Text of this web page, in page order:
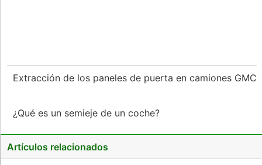
Extracción de los paneles de puerta en camiones GMC
¿Qué es un semieje de un coche?
Artículos relacionados